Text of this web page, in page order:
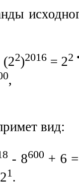
(22)2016 = 22
,
вид:
- 8600+ 6
1 .